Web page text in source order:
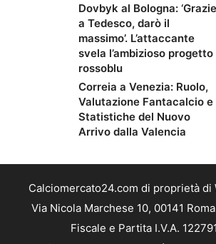
Dovbyk al Bologna: ‘Grazie
a Tedesco, darò il
massimo’. L’attaccante
svela l’ambizioso progetto
rossoblu
Correia a Venezia: Ruolo,
Valutazione Fantacalcio e
Statistiche del Nuovo
Arrivo dalla Valencia
Calciomercato24.com di proprietà di
Via Nicola Marchese 10, 00141
Fiscale e Partita I.V.A.